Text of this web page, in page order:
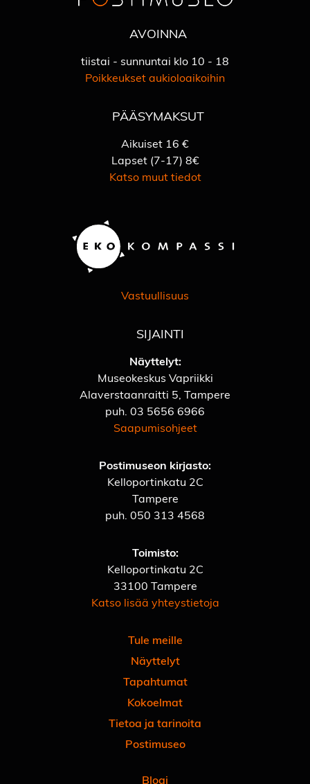
AVOINNA
tiistai - sunnuntai klo 10 - 18
Poikkeukset aukioloaikoihin
PÄÄSYMAKSUT
Aikuiset 16 €
Lapset (7-17) 8€
Katso muut tiedot
Vastuullisuus
SIJAINTI
Näyttelyt:
Museokeskus Vapriikki
Alaverstaanraitti 5, Tampere
puh. 03 5656 6966
Saapumisohjeet
Postimuseon kirjasto:
Kelloportinkatu 2C
Tampere
puh. 050 313 4568
Toimisto:
Kelloportinkatu 2C
33100 Tampere
Katso lisää yhteystietoja
Tule meille
Näyttelyt
Tapahtumat
Kokoelmat
Tietoa ja tarinoita
Postimuseo
Blogi